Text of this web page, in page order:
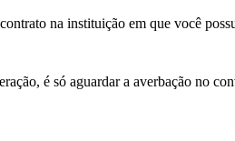
na instituição em que você
é só aguardar a averbação no